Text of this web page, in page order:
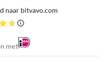
naar bitvavo.com
met